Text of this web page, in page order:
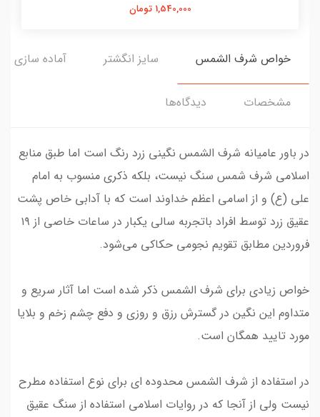
1,540,000 تومان
خواص شرف الشمس سایز انگشتر آماده سازی و
مشخصات دیدگاه‌ها
در باور عامیانه شرف الشمس نگینی زرد رنگ است اما طبق منابع
اسلامی شرف شمس سنگ نیست، بلکه ذکری منسوب به امام
علی (ع) و از اسامی اعظم خداوند است که با آدابی خاص پشت
عقیق زرد توسط افراد باتجربه سالی یکبار در ساعات خاصی از ۱۹
فروردین مطابق تقویم‌ نجومی حکاکی می‌شود.
خواص زیادی برای شرف الشمس ذکر شده است اما آثار سریع و
متداوم این نگین در گسترش رزق و روزی و دفع چشم زخم و بلایا
مورد تایید همگان است.
در استفاده از شرف الشمس محدوده ای برای نوع استفاده مطرح
نیست ولی از آنجا که در روایات اسلامی استفاده از سنگ عقیق